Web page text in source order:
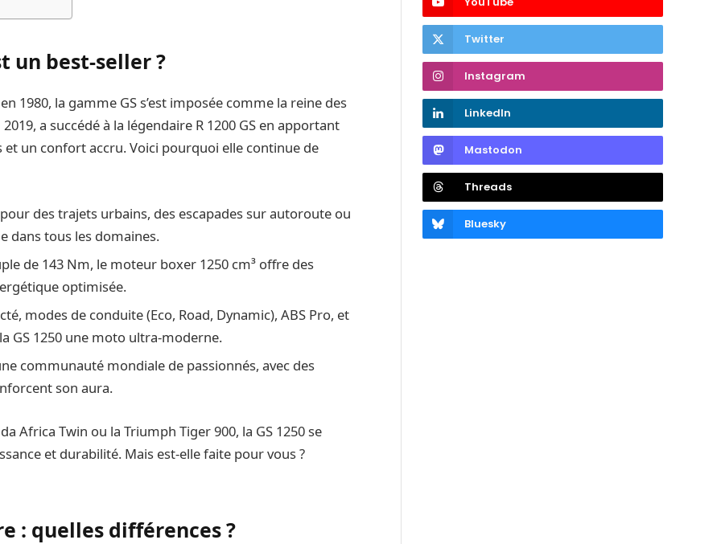
un best-seller ?
1980, la gamme GS s’est imposée comme la reine des
a succédé à la légendaire R 1200 GS en apportant
et un confort accru. Voici pourquoi elle continue de
des trajets urbains, des escapades sur autoroute ou
dans tous les domaines.
de 143 Nm, le moteur boxer 1250 cm³ offre des
optimisée.
modes de conduite (Eco, Road, Dynamic), ABS Pro, et
GS 1250 une moto ultra-moderne.
communauté mondiale de passionnés, avec des
son aura.
Africa Twin ou la Triumph Tiger 900, la GS 1250 se
et durabilité. Mais est-elle faite pour vous ?
: quelles différences ?
Twitter
Instagram
LinkedIn
Mastodon
Threads
Bluesky